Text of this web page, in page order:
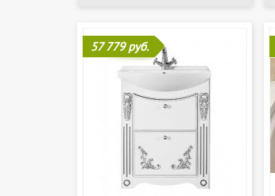
57 779 руб.